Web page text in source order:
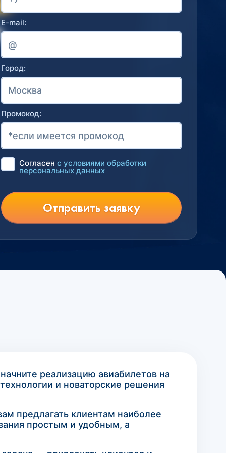
E-mail:
Город:
Промокод:
Согласен с условиями обработки
персональных данных
Отправить заявку
реализацию авиабилетов на
и новаторские решения
предлагать клиентам наиболее
простым и удобным, а